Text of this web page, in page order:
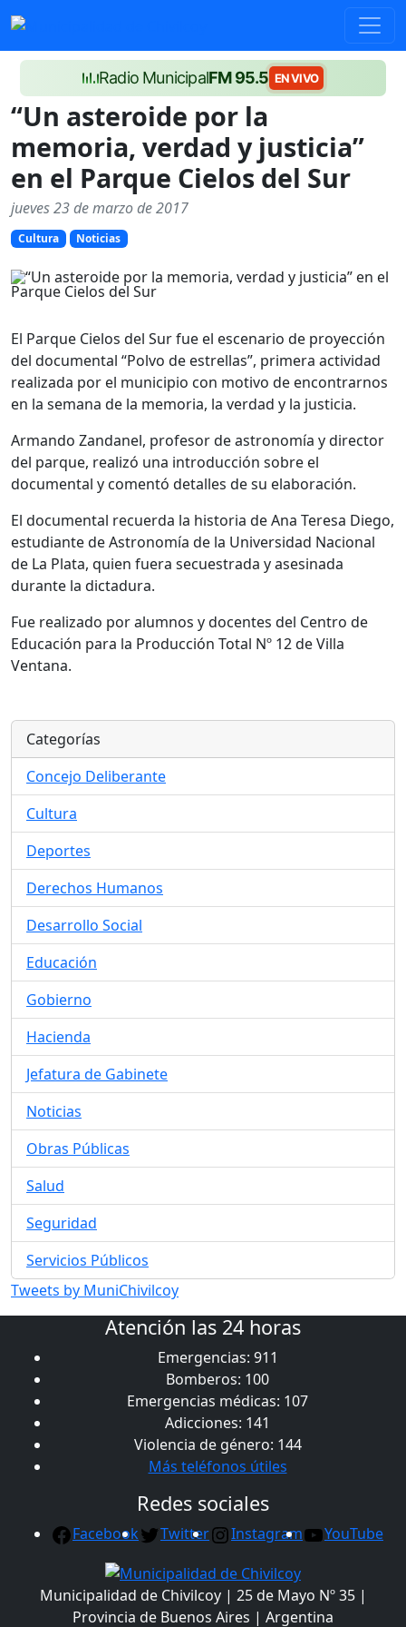
Radio MunicipalFM 95.5 EN VIVO
“Un asteroide por la
memoria, verdad y justicia”
en el Parque Cielos del Sur
jueves 23 de marzo de 2017
Cultura Noticias
El Parque Cielos del Sur fue el escenario de proyección
del documental “Polvo de estrellas”, primera actividad
realizada por el municipio con motivo de encontrarnos
en la semana de la memoria, la verdad y la justicia.
Armando Zandanel, profesor de astronomía y director
del parque, realizó una introducción sobre el
documental y comentó detalles de su elaboración.
El documental recuerda la historia de Ana Teresa Diego,
estudiante de Astronomía de la Universidad Nacional
de La Plata, quien fuera secuestrada y asesinada
durante la dictadura.
Fue realizado por alumnos y docentes del Centro de
Educación para la Producción Total Nº 12 de Villa
Ventana.
Categorías
Concejo Deliberante
Cultura
Deportes
Derechos Humanos
Desarrollo Social
Educación
Gobierno
Hacienda
Jefatura de Gabinete
Noticias
Obras Públicas
Salud
Seguridad
Servicios Públicos
Tweets by MuniChivilcoy
Atención las 24 horas
Emergencias: 911
Bomberos: 100
Emergencias médicas: 107
Adicciones: 141
Violencia de género: 144
Más teléfonos útiles
Redes sociales
Facebook Twitter Instagram YouTube
Municipalidad de Chivilcoy | 25 de Mayo Nº 35 |
Provincia de Buenos Aires | Argentina